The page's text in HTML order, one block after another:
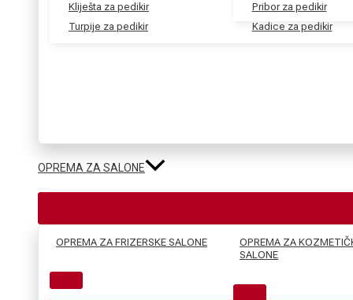
Kliješta za pedikir
Turpije za pedikir
Pribor za pedikir
Kadice za pedikir
OPREMA ZA SALONE
OPREMA ZA FRIZERSKE SALONE
OPREMA ZA
SALONE